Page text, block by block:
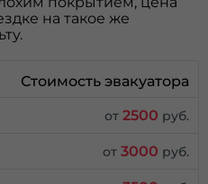
на такое же
Стоимость эвакуатора
от2500 руб.
от3000 руб.